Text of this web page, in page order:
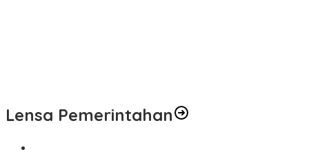
Lensa Pemerintahan